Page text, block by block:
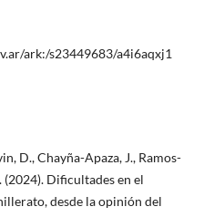
ark:/s23449683/a4i6aqxj1
D., Chayña-Apaza, J., Ramos-
(2024). Dificultades en el
desde la opinión del